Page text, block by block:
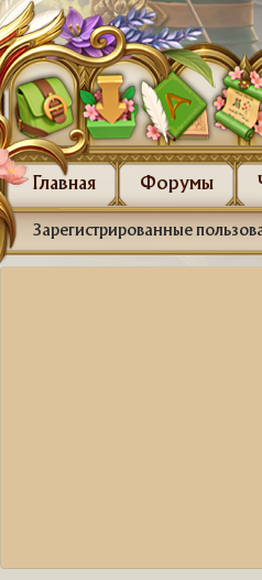
Главная Форумы
Зарегистрированные